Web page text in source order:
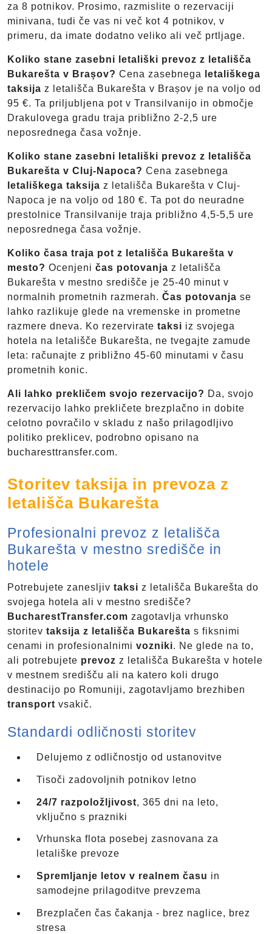
za 8 potnikov. Prosimo, razmislite o rezervaciji
minivana, tudi če vas ni več kot 4 potnikov, v
primeru, da imate dodatno veliko ali več prtljage.
Koliko stane zasebni letališki prevoz z letališča
Bukarešta v Brașov? Cena zasebnega
letališkega
taksija z letališča Bukarešta v Brașov je na voljo od
95 €. Ta priljubljena pot v Transilvanijo in območje
Drakulovega gradu traja približno 2-2,5 ure
neposrednega časa vožnje.
Koliko stane zasebni letališki prevoz z letališča
Bukarešta v Cluj-Napoca? Cena zasebnega
letališkega taksija z letališča Bukarešta v Cluj-
Napoca je na voljo od 180 €. Ta pot do neuradne
prestolnice Transilvanije traja približno 4,5-5,5 ure
neposrednega časa vožnje.
Koliko časa traja pot z letališča Bukarešta v
mesto? Ocenjeni čas potovanja z letališča
Bukarešta v mestno središče je 25-40 minut v
normalnih prometnih razmerah. Čas potovanja se
lahko razlikuje glede na vremenske in prometne
razmere dneva. Ko rezervirate taksi iz svojega
hotela na letališče Bukarešta, ne tvegajte zamude
leta: računajte z približno 45-60 minutami v času
prometnih konic.
Ali lahko prekličem svojo rezervacijo? Da, svojo
rezervacijo lahko prekličete brezplačno in dobite
celotno povračilo v skladu z našo prilagodljivo
politiko preklicev, podrobno opisano na
bucharesttransfer.com.
Storitev taksija in prevoza z
letališča Bukarešta
Profesionalni prevoz z letališča
Bukarešta v mestno središče in
hotele
Potrebujete zanesljiv taksi z letališča Bukarešta do
svojega hotela ali v mestno središče?
BucharestTransfer.com zagotavlja vrhunsko
storitev taksija z letališča Bukarešta s fiksnimi
cenami in profesionalnimi vozniki. Ne glede na to,
ali potrebujete prevoz z letališča Bukarešta v hotele
v mestnem središču ali na katero koli drugo
destinacijo po Romuniji, zagotavljamo brezhiben
transport vsakič.
Standardi odličnosti storitev
Delujemo z odličnostjo od ustanovitve
Tisoči zadovoljnih potnikov letno
24/7 razpoložljivost, 365 dni na leto,
vključno s prazniki
Vrhunska flota posebej zasnovana za
letališke prevoze
Spremljanje letov v realnem času in
samodejne prilagoditve prevzema
Brezplačen čas čakanja - brez naglice, brez
stresa